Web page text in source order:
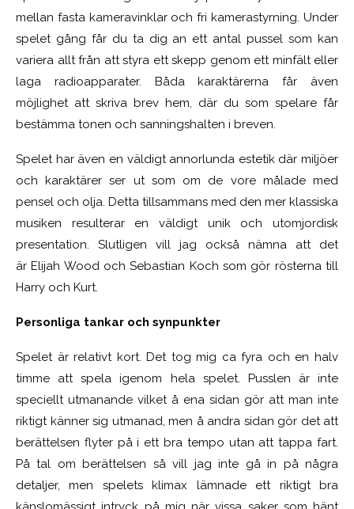
mellan fasta kameravinklar och fri kamerastyrning. Under
spelet gång får du ta dig an ett antal pussel som kan
variera allt från att styra ett skepp genom ett minfält eller
laga radioapparater. Båda karaktärerna får även
möjlighet att skriva brev hem, där du som spelare får
bestämma tonen och sanningshalten i breven.
Spelet har även en väldigt annorlunda estetik där miljöer
och karaktärer ser ut som om de vore målade med
pensel och olja. Detta tillsammans med den mer klassiska
musiken resulterar en väldigt unik och utomjordisk
presentation. Slutligen vill jag också nämna att det
är Elijah Wood och Sebastian Koch som gör rösterna till
Harry och Kurt.
Personliga tankar och synpunkter
Spelet är relativt kort. Det tog mig ca fyra och en halv
timme att spela igenom hela spelet. Pusslen är inte
speciellt utmanande vilket å ena sidan gör att man inte
riktigt känner sig utmanad, men å andra sidan gör det att
berättelsen flyter på i ett bra tempo utan att tappa fart.
På tal om berättelsen så vill jag inte gå in på några
detaljer, men spelets klimax lämnade ett riktigt bra